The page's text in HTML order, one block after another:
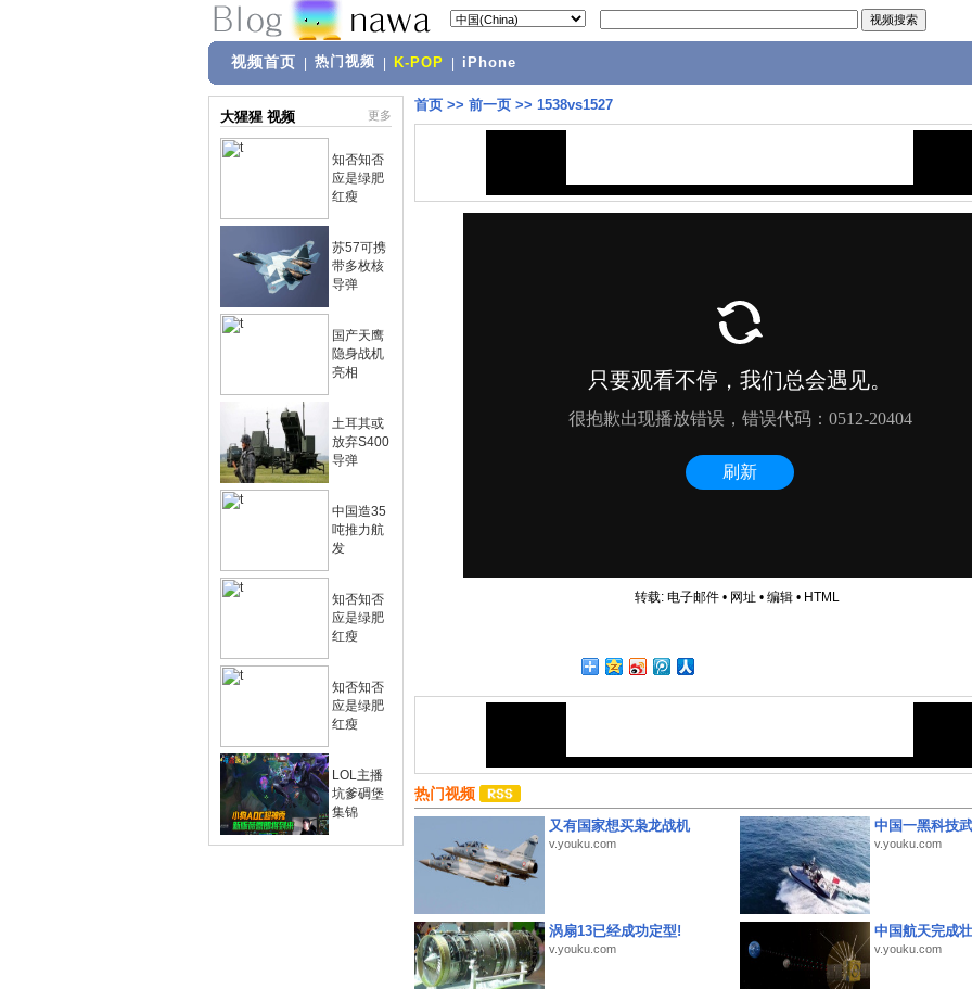
视频首页 热门视频 K-POP iPhone
大猩猩 视频 更多
知否知否
应是绿肥
红瘦
苏57可携
带多枚核
导弹
国产天鹰
隐身战机
亮相
土耳其或
放弃S400
导弹
中国造35
吨推力航
发
知否知否
应是绿肥
红瘦
知否知否
应是绿肥
红瘦
LOL主播
坑爹碉堡
集锦
首页 >> 前一页 >> 1538vs1527
转载: 电子邮件• 网址 • 编辑• HTML
热门视频
又有国家想买枭龙战机
v.youku.com
中国一黑科技
v.youku.com
涡扇13已经成功定型!
v.youku.com
中国航天完成
v.youku.com